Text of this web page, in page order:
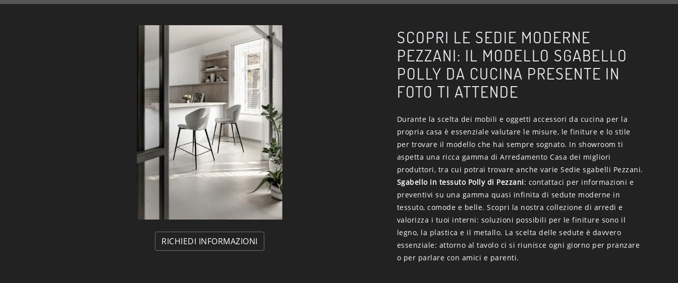
RICHIEDI INFORMAZIONI
SCOPRI LE SEDIE MODERNE
PEZZANI: IL MODELLO SGABELLO
POLLY DA CUCINA PRESENTE IN
FOTO TI ATTENDE
Durante la scelta dei mobili e oggetti accessori da cucina per la
propria casa è essenziale valutare le misure, le finiture e lo stile
per trovare il modello che hai sempre sognato. In showroom ti
aspetta una ricca gamma di Arredamento Casa dei migliori
produttori, tra cui potrai trovare anche varie Sedie sgabelli Pezzani.
Sgabello in tessuto Polly di Pezzani: contattaci per informazioni e
preventivi su una gamma quasi infinita di sedute moderne in
tessuto, comode e belle. Scopri la nostra collezione di arredi e
valorizza i tuoi interni: soluzioni possibili per le finiture sono il
legno, la plastica e il metallo. La scelta delle sedute è davvero
essenziale: attorno al tavolo ci si riunisce ogni giorno per pranzare
o per parlare con amici e parenti.